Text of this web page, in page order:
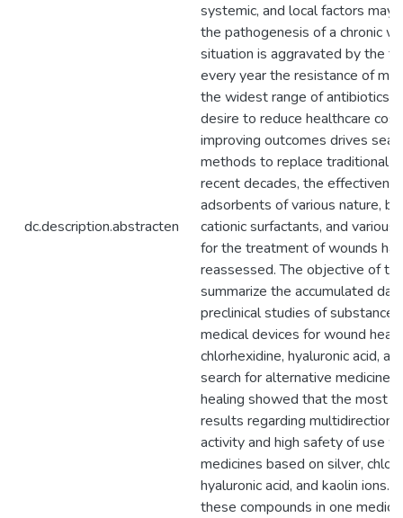
dc.description.abstracten
systemic, and local factors may
the pathogenesis of a chronic
situation is aggravated by the
every year the resistance of
the widest range of antibiotics
desire to reduce healthcare
improving outcomes drives
methods to replace traditional
recent decades, the
adsorbents of various nature,
cationic surfactants, and
for the treatment of wounds
reassessed. The objective of
summarize the accumulated
preclinical studies of
medical devices for wound
chlorhexidine, hyaluronic acid,
search for alternative
healing showed that the most
results regarding
activity and high safety of use
medicines based on silver,
hyaluronic acid, and kaolin ions.
these compounds in one